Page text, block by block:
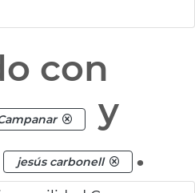
con
y
jesús carbonell .